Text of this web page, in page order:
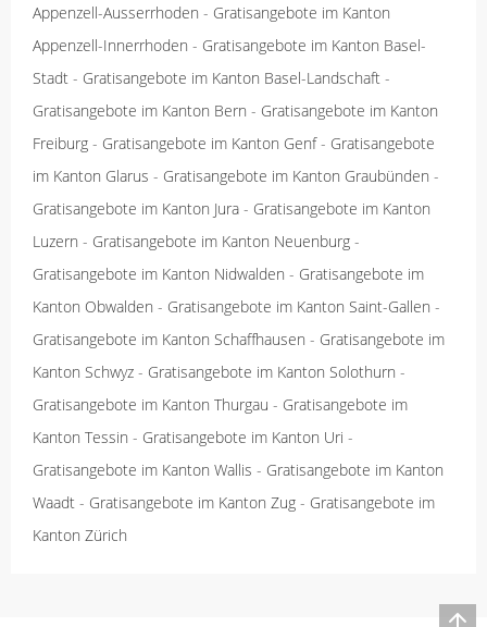
Appenzell-Ausserrhoden - Gratisangebote im Kanton
Appenzell-Innerrhoden - Gratisangebote im Kanton Basel-
Stadt - Gratisangebote im Kanton Basel-Landschaft -
Gratisangebote im Kanton Bern - Gratisangebote im Kanton
Freiburg - Gratisangebote im Kanton Genf- Gratisangebote
im Kanton Glarus - Gratisangebote im Kanton Graubünden -
Gratisangebote im Kanton Jura - Gratisangebote im Kanton
Luzern - Gratisangebote im Kanton Neuenburg -
Gratisangebote im Kanton Nidwalden - Gratisangebote im
Kanton Obwalden - Gratisangebote im Kanton Saint-Gallen -
Gratisangebote im Kanton Schaffhausen - Gratisangebote im
Kanton Schwyz - Gratisangebote im Kanton Solothurn -
Gratisangebote im Kanton Thurgau - Gratisangebote im
Kanton Tessin - Gratisangebote im Kanton Uri -
Gratisangebote im Kanton Wallis - Gratisangebote im Kanton
Waadt - Gratisangebote im Kanton Zug - Gratisangebote im
Kanton Zürich